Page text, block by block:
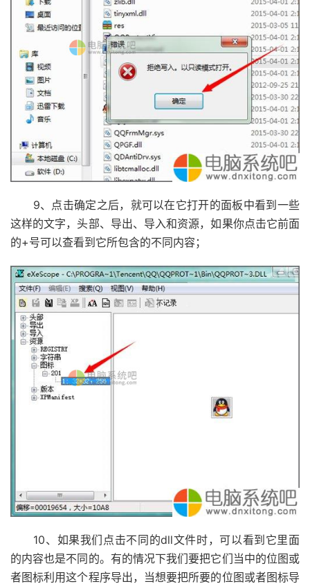
9、点击确定之后，就可以在它打开的面板中看到一些
这样的文字，头部、导出、导入和资源，如果你点击它前面
的+号可以查看到它所包含的不同内容；
10、如果我们点击不同的dll文件时，可以看到它里面
的内容也是不同的。有的情况下我们要把它们当中的位图或
者图标利用这个程序导出，当想要把所要的位图或者图标导